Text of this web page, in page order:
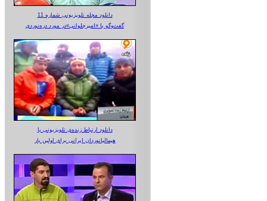
دانلود مجله تلویزیونی شماره 11
گفت‌وگو با «امیرجلوانی»در مورد دره‌نوردی
دانلود ارتباط زنده‌ی تلویزیونی‌ با
هیمالیانوردان ایرانی برای اولین بار